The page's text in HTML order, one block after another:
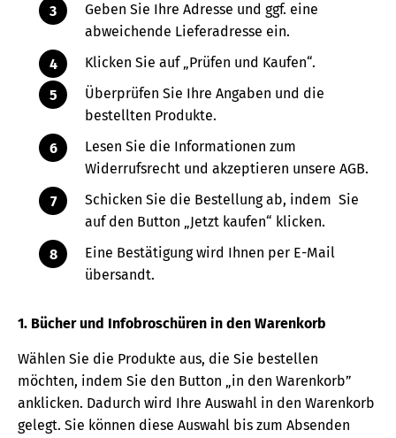
Geben Sie Ihre Adresse und ggf. eine
abweichende Lieferadresse ein.
Klicken Sie auf „Prüfen und Kaufen“.
Überprüfen Sie Ihre Angaben und die
bestellten Produkte.
Lesen Sie die Informationen zum
Widerrufsrecht und akzeptieren unsere AGB.
Schicken Sie die Bestellung ab, indem Sie
auf den Button „Jetzt kaufen“ klicken.
Eine Bestätigung wird Ihnen per E-Mail
übersandt.
1. Bücher und Infobroschüren in den Warenkorb
Wählen Sie die Produkte aus, die Sie bestellen
möchten, indem Sie den Button „in den Warenkorb”
anklicken. Dadurch wird Ihre Auswahl in den Warenkorb
gelegt. Sie können diese Auswahl bis zum Absenden